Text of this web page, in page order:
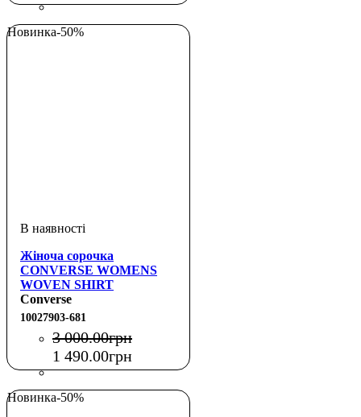
Новинка-50%
Жіноча сорочка
CONVERSE WOMENS
WOVEN SHIRT
Converse
10027903-681
3 000.00грн
1 490.00грн
Новинка-50%